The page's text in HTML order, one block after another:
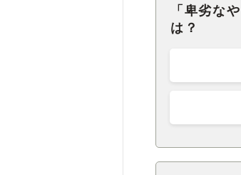
「卑劣な
は？